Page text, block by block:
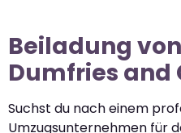
Beiladung
Dumfries and
Suchst du nach einem
Umzugsunternehmen für